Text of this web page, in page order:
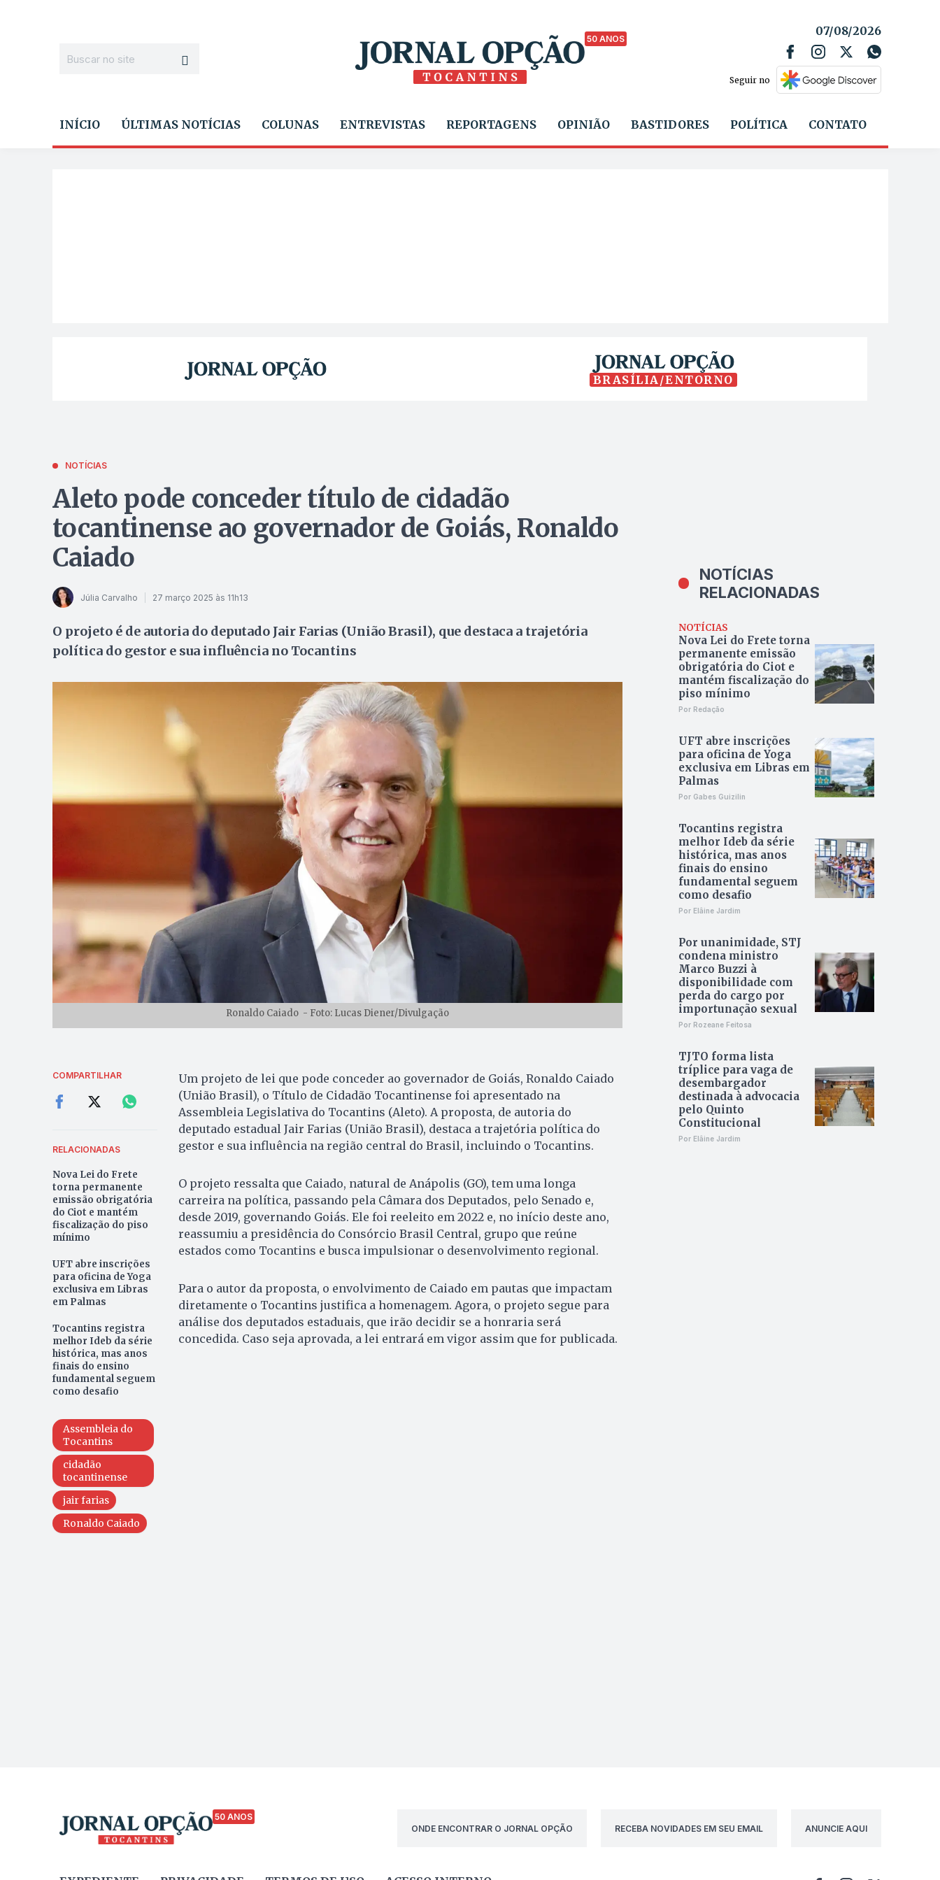
50 ANOS
07/08/2026
Seguir no
INÍCIO ÚLTIMAS NOTÍCIAS COLUNAS ENTREVISTAS REPORTAGENS OPINIÃO BASTIDORES POLÍTICA CONTATO
BRASÍLIA/ENTORNO
NOTÍCIAS
Aleto pode conceder título de cidadão
tocantinense ao governador de Goiás, Ronaldo
Caiado
Júlia Carvalho 27 março 2025 às 11h13
O projeto é de autoria do deputado Jair Farias (União Brasil), que destaca a trajetória
política do gestor e sua influência no Tocantins
Ronaldo Caiado - Foto: Lucas Diener/Divulgação
COMPARTILHAR
RELACIONADAS
Nova Lei do Frete
torna permanente
emissão obrigatória
do Ciot e mantém
fiscalização do piso
mínimo
UFT abre inscrições
para oficina de Yoga
exclusiva em Libras
em Palmas
Tocantins registra
melhor Ideb da série
histórica, mas anos
finais do ensino
fundamental seguem
como desafio
Assembleia do
Tocantins
cidadão
tocantinense
jair farias
Ronaldo Caiado
Um projeto de lei que pode conceder ao governador de Goiás, Ronaldo Caiado
(União Brasil), o Título de Cidadão Tocantinense foi apresentado na
Assembleia Legislativa do Tocantins (Aleto). A proposta, de autoria do
deputado estadual Jair Farias (União Brasil), destaca a trajetória política do
gestor e sua influência na região central do Brasil, incluindo o Tocantins.
O projeto ressalta que Caiado, natural de Anápolis (GO), tem uma longa
carreira na política, passando pela Câmara dos Deputados, pelo Senado e,
desde 2019, governando Goiás. Ele foi reeleito em 2022 e, no início deste ano,
reassumiu a presidência do Consórcio Brasil Central, grupo que reúne
estados como Tocantins e busca impulsionar o desenvolvimento regional.
Para o autor da proposta, o envolvimento de Caiado em pautas que impactam
diretamente o Tocantins justifica a homenagem. Agora, o projeto segue para
análise dos deputados estaduais, que irão decidir se a honraria será
concedida. Caso seja aprovada, a lei entrará em vigor assim que for publicada.
NOTÍCIAS
RELACIONADAS
NOTÍCIAS
Nova Lei do Frete torna
permanente emissão
obrigatória do Ciot e
mantém fiscalização do
piso mínimo
Por Redação
UFT abre inscrições
para oficina de Yoga
exclusiva em Libras em
Palmas
Por Gabes Guizilin
Tocantins registra
melhor Ideb da série
histórica, mas anos
finais do ensino
fundamental seguem
como desafio
Por Elâine Jardim
Por unanimidade, STJ
condena ministro
Marco Buzzi à
disponibilidade com
perda do cargo por
importunação sexual
Por Rozeane Feitosa
TJTO forma lista
tríplice para vaga de
desembargador
destinada à advocacia
pelo Quinto
Constitucional
Por Elâine Jardim
50 ANOS
ONDE ENCONTRAR O JORNAL OPÇÃO
RECEBA NOVIDADES EM SEU EMAIL ANUNCIE AQUI